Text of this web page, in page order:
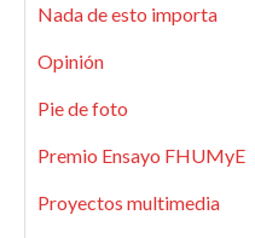
Nada de esto importa
Opinión
Pie de foto
Premio Ensayo FHUMyE
Proyectos multimedia